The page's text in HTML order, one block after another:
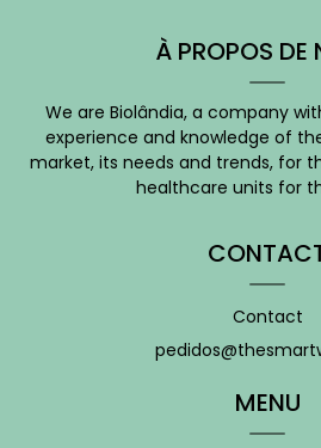
À PROPOS DE
We are Biolândia, a company
experience and knowledge of
market, its needs and trends, for
healthcare units for
Contact
MENU